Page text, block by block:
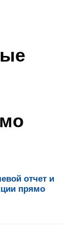
отчет и
прямо